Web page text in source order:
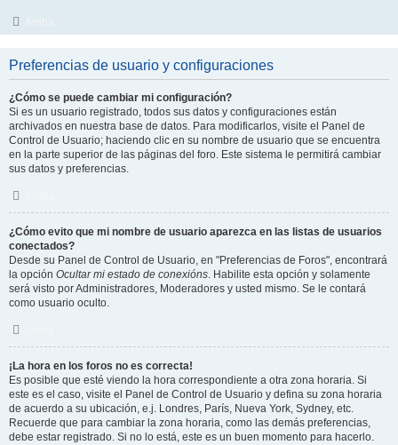
Preferencias de usuario y configuraciones
¿Cómo se puede cambiar mi configuración?
Si es un usuario registrado, todos sus datos y configuraciones están
archivados en nuestra base de datos. Para modificarlos, visite el Panel de
Control de Usuario; haciendo clic en su nombre de usuario que se encuentra
en la parte superior de las páginas del foro. Este sistema le permitirá cambiar
sus datos y preferencias.
¿Cómo evito que mi nombre de usuario aparezca en las listas de usuarios
conectados?
Desde su Panel de Control de Usuario, en "Preferencias de Foros", encontrará
la opción Ocultar mi estado de conexións. Habilite esta opción y solamente
será visto por Administradores, Moderadores y usted mismo. Se le contará
como usuario oculto.
¡La hora en los foros no es correcta!
Es posible que esté viendo la hora correspondiente a otra zona horaria. Si
este es el caso, visite el Panel de Control de Usuario y defina su zona horaria
de acuerdo a su ubicación, e.j. Londres, París, Nueva York, Sydney, etc.
Recuerde que para cambiar la zona horaria, como las demás preferencias,
debe estar registrado. Si no lo está, este es un buen momento para hacerlo.